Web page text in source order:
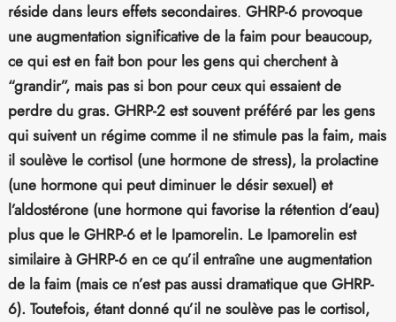
réside dans leurs effets secondaires. GHRP-6 provoque
une augmentation significative de la faim pour beaucoup,
ce qui est en fait bon pour les gens qui cherchent à
“grandir”, mais pas si bon pour ceux qui essaient de
perdre du gras. GHRP-2 est souvent préféré par les gens
qui suivent un régime comme il ne stimule pas la faim, mais
il soulève le cortisol (une hormone de stress), la prolactine
(une hormone qui peut diminuer le désir sexuel) et
l’aldostérone (une hormone qui favorise la rétention d’eau)
plus que le GHRP-6 et le Ipamorelin. Le Ipamorelin est
similaire à GHRP-6 en ce qu’il entraîne une augmentation
de la faim (mais ce n’est pas aussi dramatique que GHRP-
6). Toutefois, étant donné qu’il ne soulève pas le cortisol,